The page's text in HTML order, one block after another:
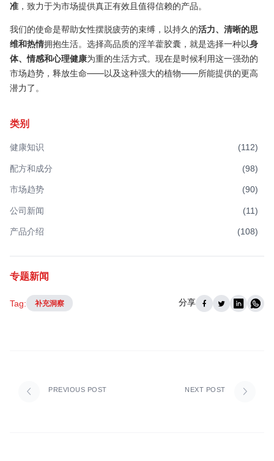
准 ，致力于为市场提供真正有效且值得信赖的产品。
我们的使命是帮助女性摆脱疲劳的束缚，以持久的活力、清晰的思
维和热情拥抱生活。选择高品质的淫羊藿胶囊，就是选择一种以身
体、情感和心理健康为重的生活方式。现在是时候利用这一强劲的
市场趋势，释放生命——以及这种强大的植物——所能提供的更高
潜力了。
类别
健康知识 (112)
配方和成分 (98)
市场趋势 (90)
公司新闻 (11)
产品介绍 (108)
专题新闻
Tag: 补充洞察 分享
PREVIOUS POST NEXT POST